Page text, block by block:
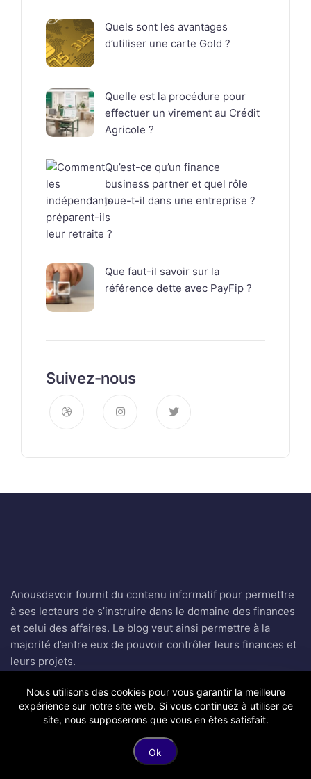
Quels sont les avantages
d’utiliser une carte Gold ?
Quelle est la procédure pour
effectuer un virement au Crédit
Agricole ?
Qu’est-ce qu’un finance
business partner et quel rôle
joue-t-il dans une entreprise ?
Que faut-il savoir sur la
référence dette avec PayFip ?
Suivez-nous
Anousdevoir fournit du contenu informatif pour permettre
à ses lecteurs de s’instruire dans le domaine des finances
et celui des affaires. Le blog veut ainsi permettre à la
majorité d’entre eux de pouvoir contrôler leurs finances et
leurs projets.
Liens utiles
Nous utilisons des cookies pour vous garantir la meilleure
expérience sur notre site web. Si vous continuez à utiliser ce
site, nous supposerons que vous en êtes satisfait.
Ok